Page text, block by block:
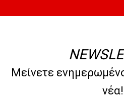
της Βουλής
08:47
10-02-2026
Υποθέσεων
Μείνετε
νέα!